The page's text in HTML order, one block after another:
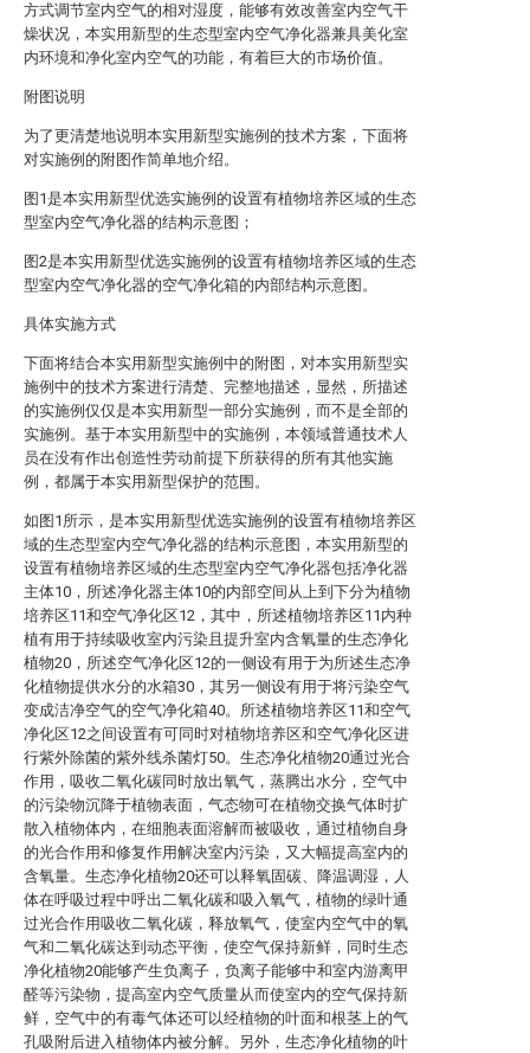
方式调节室内空气的相对湿度，能够有效改善室内空气干
燥状况，本实用新型的生态型室内空气净化器兼具美化室
内环境和净化室内空气的功能，有着巨大的市场价值。
附图说明
为了更清楚地说明本实用新型实施例的技术方案，下面将
对实施例的附图作简单地介绍。
图1是本实用新型优选实施例的设置有植物培养区域的生态
型室内空气净化器的结构示意图；
图2是本实用新型优选实施例的设置有植物培养区域的生态
型室内空气净化器的空气净化箱的内部结构示意图。
具体实施方式
下面将结合本实用新型实施例中的附图，对本实用新型实
施例中的技术方案进行清楚、完整地描述，显然，所描述
的实施例仅仅是本实用新型一部分实施例，而不是全部的
实施例。基于本实用新型中的实施例，本领域普通技术人
员在没有作出创造性劳动前提下所获得的所有其他实施
例，都属于本实用新型保护的范围。
如图1所示，是本实用新型优选实施例的设置有植物培养区
域的生态型室内空气净化器的结构示意图，本实用新型的
设置有植物培养区域的生态型室内空气净化器包括净化器
主体10，所述净化器主体10的内部空间从上到下分为植物
培养区11和空气净化区12，其中，所述植物培养区11内种
植有用于持续吸收室内污染且提升室内含氧量的生态净化
植物20，所述空气净化区12的一侧设有用于为所述生态净
化植物提供水分的水箱30，其另一侧设有用于将污染空气
变成洁净空气的空气净化箱40。所述植物培养区11和空气
净化区12之间设置有可同时对植物培养区和空气净化区进
行紫外除菌的紫外线杀菌灯50。生态净化植物20通过光合
作用，吸收二氧化碳同时放出氧气，蒸腾出水分，空气中
的污染物沉降于植物表面，气态物可在植物交换气体时扩
散入植物体内，在细胞表面溶解而被吸收，通过植物自身
的光合作用和修复作用解决室内污染，又大幅提高室内的
含氧量。生态净化植物20还可以释氧固碳、降温调湿，人
体在呼吸过程中呼出二氧化碳和吸入氧气，植物的绿叶通
过光合作用吸收二氧化碳，释放氧气，使室内空气中的氧
气和二氧化碳达到动态平衡，使空气保持新鲜，同时生态
净化植物20能够产生负离子，负离子能够中和室内游离甲
醛等污染物，提高室内空气质量从而使室内的空气保持新
鲜，空气中的有毒气体还可以经植物的叶面和根茎上的气
孔吸附后进入植物体内被分解。另外，生态净化植物的叶